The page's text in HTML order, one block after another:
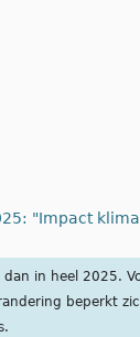
"Impact
in heel 2025.
beperkt